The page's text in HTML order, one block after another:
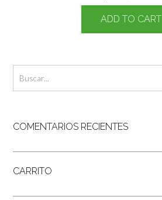
ADD TO CART
COMENTARIOS RECIENTES
CARRITO